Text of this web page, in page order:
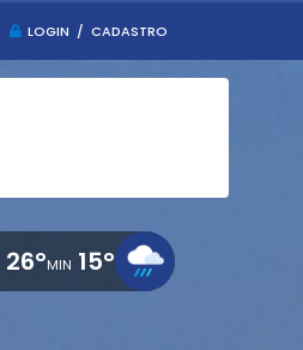
LOGIN / CADASTRO
26° 15°